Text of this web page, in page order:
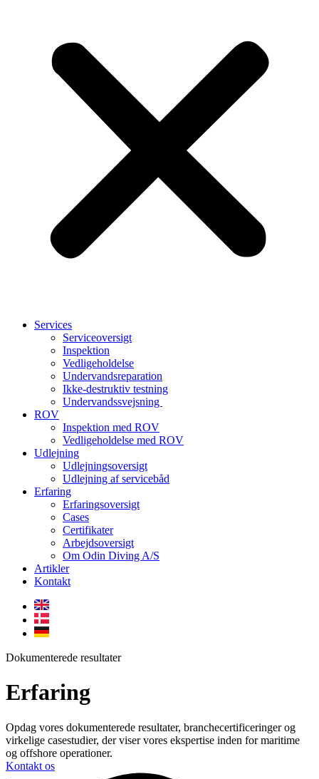
Services
Serviceoversigt
Inspektion
Vedligeholdelse
Undervandsreparation
Ikke-destruktiv testning
Undervandssvejsning
ROV
Inspektion med ROV
Vedligeholdelse med ROV
Udlejning
Udlejningsoversigt
Udlejning af servicebåd
Erfaring
Erfaringsoversigt
Cases
Certifikater
Arbejdsoversigt
Om Odin Diving A/S
Artikler
Kontakt
Dokumenterede resultater
Erfaring
Opdag vores dokumenterede resultater, branchecertificeringer og
virkelige casestudier, der viser vores ekspertise inden for maritime
og offshore operationer.
Kontakt os